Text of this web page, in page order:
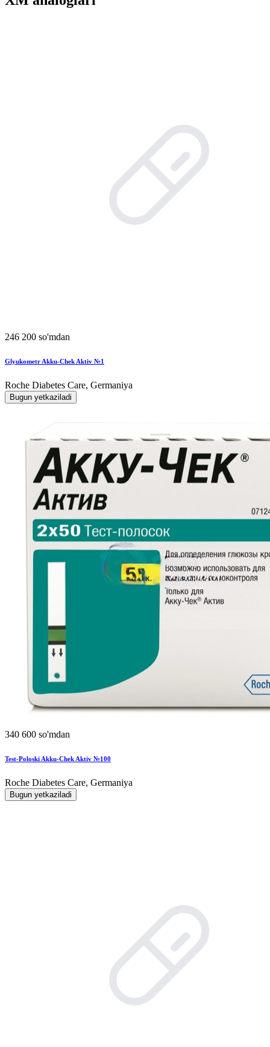
246 200 so'mdan
Glyukometr Akku-Chek Aktiv №1
Roche Diabetes Care, Germaniya
Bugun yetkaziladi
340 600 so'mdan
Test-Poloski Akku-Chek Aktiv №100
Roche Diabetes Care, Germaniya
Bugun yetkaziladi